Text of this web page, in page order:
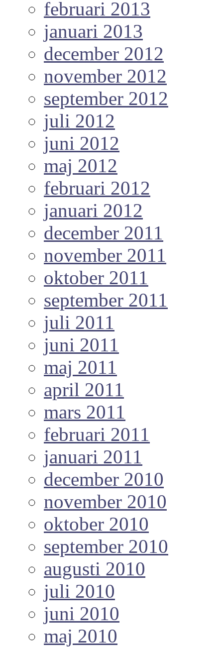
februari 2013
januari 2013
december 2012
november 2012
september 2012
juli 2012
juni 2012
maj 2012
februari 2012
januari 2012
december 2011
november 2011
oktober 2011
september 2011
juli 2011
juni 2011
maj 2011
april 2011
mars 2011
februari 2011
januari 2011
december 2010
november 2010
oktober 2010
september 2010
augusti 2010
juli 2010
juni 2010
maj 2010